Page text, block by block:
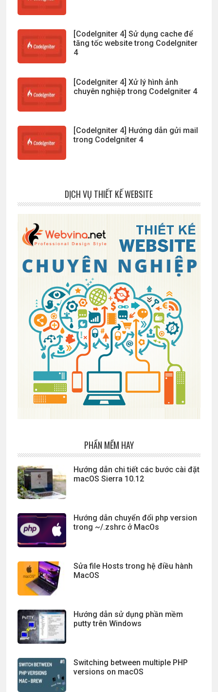
[CodeIgniter 4] Sử dụng cache để
tăng tốc website trong CodeIgniter
4
[CodeIgniter 4] Xử lý hình ảnh
chuyên nghiệp trong CodeIgniter 4
[CodeIgniter 4] Hướng dẫn gửi mail
trong CodeIgniter 4
DỊCH VỤ THIẾT KẾ WEBSITE
PHẦN MỀM HAY
Hướng dẫn chi tiết các bước cài đặt
macOS Sierra 10.12
Hướng dẫn chuyển đổi php version
trong ~/.zshrc ở MacOs
Sửa file Hosts trong hệ điều hành
MacOS
Hướng dẫn sử dụng phần mềm
putty trên Windows
Switching between multiple PHP
versions on macOS